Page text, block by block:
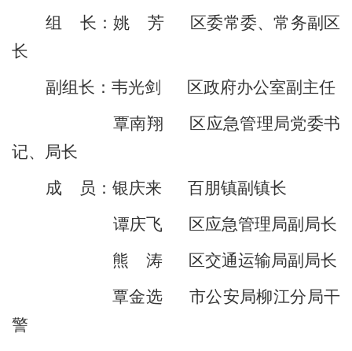
组 长： 姚 芳 区委常委、常务副区
长
副组长： 韦光剑
区政府办公室副主任
覃南翔
区应急管理局党委书
记、局长
成
员： 银庆来
百朋镇副镇长
谭庆飞
区应急管理局副 局长
熊 涛
区交通运输局副局长
覃金选 市公安局柳江分局干
警